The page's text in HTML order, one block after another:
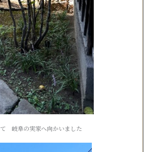
岐阜の実家へ向かいました